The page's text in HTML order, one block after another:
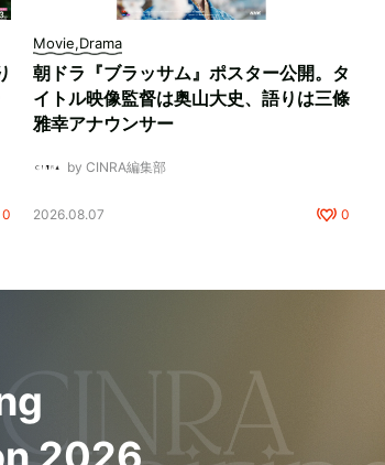
0
Movie,Drama
朝ドラ『ブラッサム』ポスター公開。タ
イトル映像監督は奥山大史、語りは三條
雅幸アナウンサー
by CINRA編集部
2026.08.07 0